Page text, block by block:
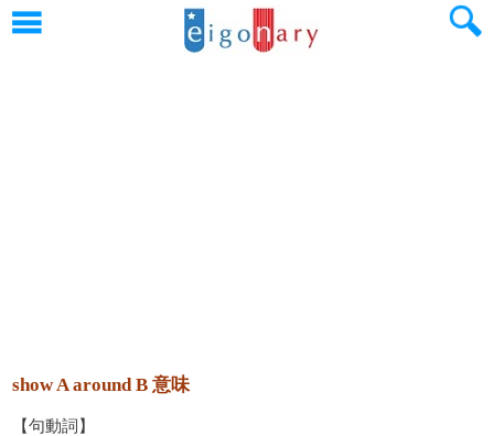
show A around B 意味
【句動詞】